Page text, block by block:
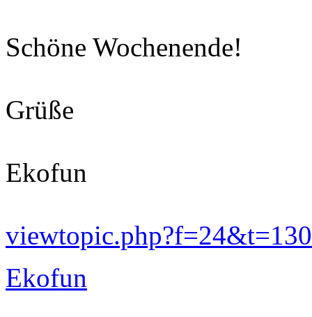
Schöne Wochenende!
Grüße
Ekofun
Ekofun